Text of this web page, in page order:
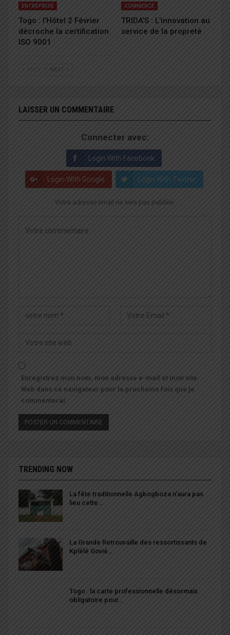
ENTREPRISE
Togo : l’Hôtel 2 Février
décroche la certification
ISO 9001
COMMERCE
TRIDA’S : L’innovation au
service de la propreté
NEXT
LAISSER UN COMMENTAIRE
Connecter avec:
Login With Facebook
Login With Google Login With Twitter
Votre adresse email ne sera pas publiée.
Enregistrez mon nom, mon adresse e-mail et mon site
Web dans ce navigateur pour la prochaine fois que je
commenterai.
TRENDING NOW
La fête traditionnelle Agbogboza n’aura pas
lieu cette…
La Grande Retrouvaille des ressortissants de
Kplélé Govié…
Togo : la carte professionnelle désormais
obligatoire pour…